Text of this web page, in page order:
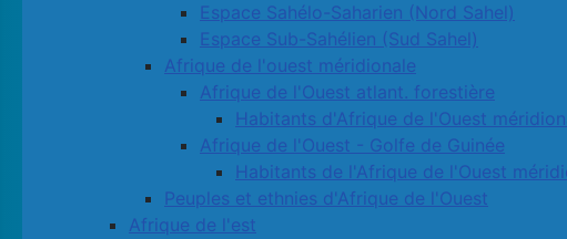
Espace Sahélo-Saharien (Nord Sahel)
Espace Sub-Sahélien (Sud Sahel)
Afrique de l'ouest méridionale
Afrique de l'Ouest atlant. forestière
Habitants d'Afrique de l'Ouest
Afrique de l'Ouest - Golfe de Guinée
Habitants de l'Afrique de l'Ouest
Peuples et ethnies d'Afrique de l'Ouest
Afrique de l'est